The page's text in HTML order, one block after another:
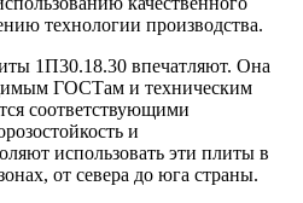
технологии производства.
1П30.18.30 впечатляют. Она
ГОСТам и техническим
соответствующими
и
использовать эти плиты в
от севера до юга страны.